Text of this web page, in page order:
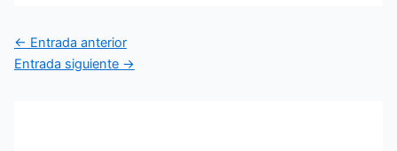
← Entrada anterior
Entrada siguiente →